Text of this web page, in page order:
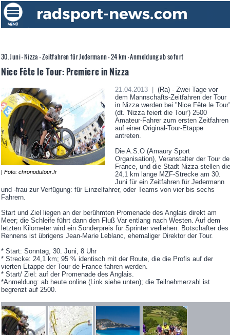
30. Juni - Nizza - Zeitfahren für Jedermann - 24 km - Anmeldung ab sofort
Nice Fête le Tour: Premiere in Nizza
| Foto: chronodutour.fr
21.04.2013 |
(Ra) - Zwei Tage vor
dem Mannschafts-Zeitfahren der Tour
in Nizza werden bei "Nice Fête le
(dt. 'Nizza feiert die Tour') 2500
Amateur-Fahrer zum ersten Zeitfahren
auf einer Original-Tour-Etappe
antreten.
Die A.S.O (Amaury Sport
Organisation), Veranstalter der Tour de
France, und die Stadt Nizza stellen die
24,1 km lange MZF-Strecke am 30.
Juni für ein Zeitfahren für Jedermann
und -frau zur Verfügung: für Einzelfahrer, oder Teams von vier bis sechs
Fahrern.
Start und Ziel liegen an der berühmten Promenade des Anglais direkt am
Meer; die Schleife führt dann den Fluß Var entlang nach Westen. Auf dem
letzten Kilometer wird ein Sonderpreis für Sprinter verliehen. Botschafter des
Rennens ist übrigens Jean-Marie Leblanc, ehemaliger Direktor der Tour.
* Start: Sonntag, 30. Juni, 8 Uhr
* Strecke: 24,1 km; 95 % identisch mit der Route, die die Profis auf der
vierten Etappe der Tour de France fahren werden.
* Start/ Ziel: auf der Promenade des Anglais.
*Anmeldung: ab heute online (Link siehe unten); die Teilnehmerzahl ist
begrenzt auf 2500.